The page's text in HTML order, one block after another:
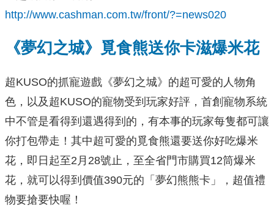
http://www.cashman.com.tw/front/?=news020
《夢幻之城》覓食熊送你卡滋爆米花
超KUSO的抓寵遊戲《夢幻之城》的超可愛的人物角
色，以及超KUSO的寵物受到玩家好評，首創寵物系統
中不管是看得到還遇得到的，有本事的玩家每隻都可讓
你打包帶走！其中超可愛的覓食熊還要送你好吃爆米
花，即日起至2月28號止，至全省門市購買12筒爆米
花，就可以得到價值390元的「夢幻熊熊卡」，超值禮
物要搶要快喔！